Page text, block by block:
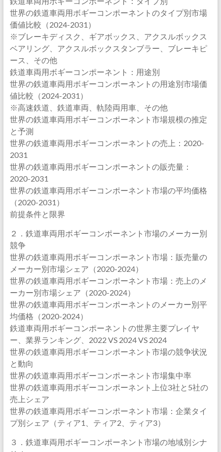
世界の鉄道車両用ボギーコンポーネントのタイプ別市場
価値比較（2024-2031）
※ブレーキディスク、ギアボックス、アクスルボックス
ベアリング、アクスルボックスタンブラー、ブレーキピ
ース、その他
鉄道車両用ボギーコンポーネント：用途別
世界の鉄道車両用ボギーコンポーネントの用途別市場価
値比較（2024-2031）
※高速鉄道、鉄道車両、軌陸両用車、その他
世界の鉄道車両用ボギーコンポーネント市場規模の推定
と予測
世界の鉄道車両用ボギーコンポーネントの売上：2020-
2031
世界の鉄道車両用ボギーコンポーネントの販売量：
2020-2031
世界の鉄道車両用ボギーコンポーネント市場の平均価格
（2020-2031）
前提条件と限界
２．鉄道車両用ボギーコンポーネント市場のメーカー別
競争
世界の鉄道車両用ボギーコンポーネント市場：販売量の
メーカー別市場シェア（2020-2024）
世界の鉄道車両用ボギーコンポーネント市場：売上のメ
ーカー別市場シェア（2020-2024）
世界の鉄道車両用ボギーコンポーネントのメーカー別平
均価格（2020-2024）
鉄道車両用ボギーコンポーネントの世界主要プレイヤ
ー、業界ランキング、2022 VS 2024 VS 2024
世界の鉄道車両用ボギーコンポーネント市場の競争状況
と動向
世界の鉄道車両用ボギーコンポーネント市場集中率
世界の鉄道車両用ボギーコンポーネント上位3社と5社の
売上シェア
世界の鉄道車両用ボギーコンポーネント市場：企業タイ
プ別シェア（ティア1、ティア2、ティア3）
３．鉄道車両用ボギーコンポーネント市場の地域別シナ